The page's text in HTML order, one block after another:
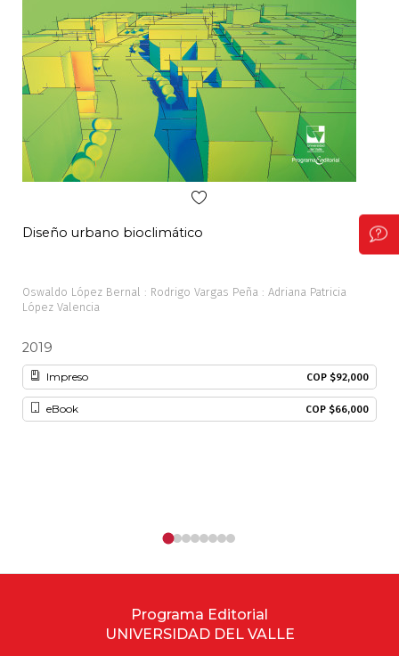
Diseño urbano bioclimático
Oswaldo López Bernal : Rodrigo Vargas Peña : Adriana Patricia
López Valencia
2019
Impreso COP $92,000
eBook COP $66,000
Programa Editorial
UNIVERSIDAD DEL VALLE